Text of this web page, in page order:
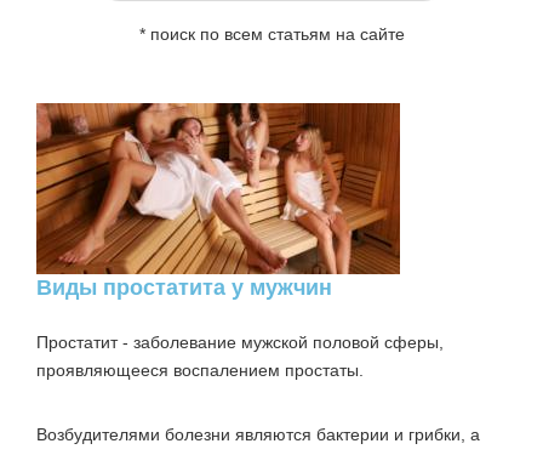
* поиск по всем статьям на сайте
Виды простатита у мужчин
Простатит- заболевание мужской половой сферы,
проявляющееся воспалением простаты.
Возбудителями болезни являются бактерии и грибки, а